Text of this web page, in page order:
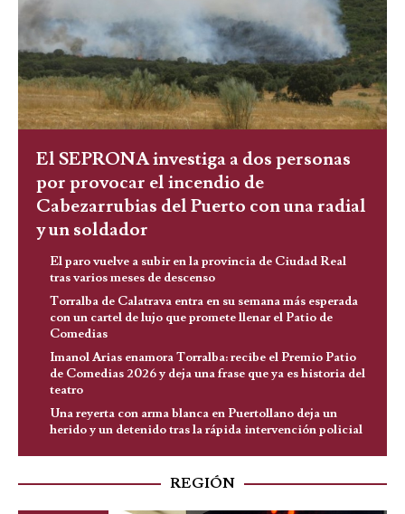
El SEPRONA investiga a dos personas
por provocar el incendio de
Cabezarrubias del Puerto con una radial
y un soldador
El paro vuelve a subir en la provincia de Ciudad Real
tras varios meses de descenso
Torralba de Calatrava entra en su semana más esperada
con un cartel de lujo que promete llenar el Patio de
Comedias
Imanol Arias enamora Torralba: recibe el Premio Patio
de Comedias 2026 y deja una frase que ya es historia del
teatro
Una reyerta con arma blanca en Puertollano deja un
herido y un detenido tras la rápida intervención policial
REGIÓN